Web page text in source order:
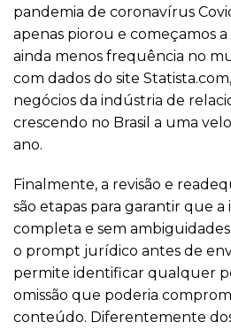
pandemia de coronavírus
apenas piorou e começamos
ainda menos frequência no
com dados do site
negócios da indústria de
crescendo no Brasil a uma
ano.
Finalmente, a revisão e
são etapas para garantir que
completa e sem
o prompt jurídico antes de
permite identificar qualquer
omissão que poderia
conteúdo. Diferentemente